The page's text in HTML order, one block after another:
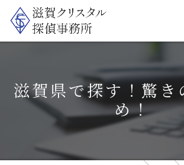
滋賀県で探す！驚き
め！